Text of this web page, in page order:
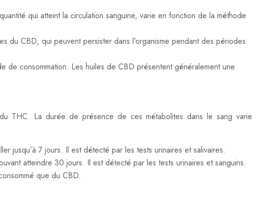
qui atteint la circulation sanguine, varie en fonction de la méthode
du CBD, qui peuvent persister dans l’organisme pendant des périodes
de consommation. Les huiles de CBD présentent généralement une
THC. La durée de présence de ces métabolites dans le sang varie
jusqu’à 7 jours. Il est détecté par les tests urinaires et salivaires.
atteindre 30 jours. Il est détecté par les tests urinaires et sanguins.
que du CBD.